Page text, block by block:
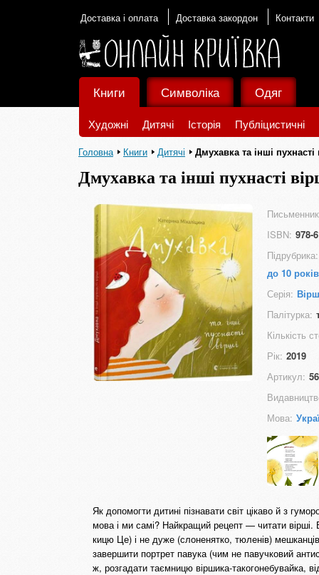
Доставка і оплата Доставка закордон Контакти
Книги
Художні Дитячі Історія Публіцистичні
Символіка Одяг
Головна Книги Дитячі Дмухавка та інші пухнасті
Дмухавка та інші пухнасті
ISBN: 978-
Підрубрика:
до 10 років
Серія:
Палітурка:
Кількість
Рік: 2019
Артикул:
Мова:
Як допомогти дитині пізнавати світ цікаво й з
мова і ми самі? Найкращий рецепт — читати
кицю Це) і не дуже (слоненятко, тюленів)
завершити портрет павука (чим не павучковий
ж, розгадати таємницю віршика-такогонебувайка,